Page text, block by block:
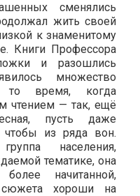
сменялись
жить своей
к знаменитому
Книги Профессора
и разошлись
множество
то время, когда
чтением — так, ещё
пусть даже
из ряда вон.
населения,
тематике, она
начитанной,
сюжета хороши на